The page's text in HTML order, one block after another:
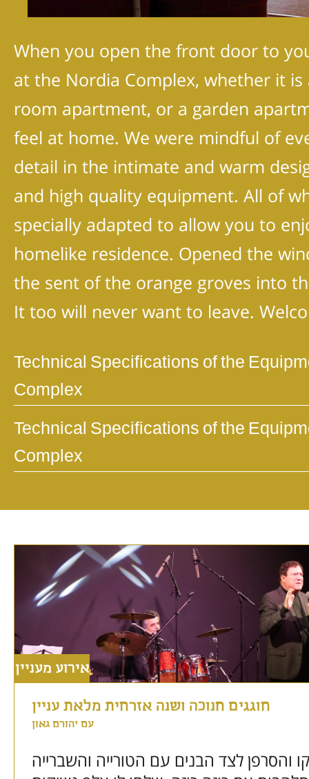
When you open the front door to
at the Nordia Complex, whether it
room apartment, or a garden
feel at home. We were mindful of
detail in the intimate and warm
and high quality equipment. All of
specially adapted to allow you to
homelike residence. Opened the
the sent of the orange groves into
It too will never want to leave.
Technical Specifications of the
Complex
Technical Specifications of the
Complex
אירוע מעניין
חוגגים חנוכה ושנה אזרחית מלאת עניין
עם יהורם גאון
והסרפן לצד הבנים עם הטורייה והשברייה